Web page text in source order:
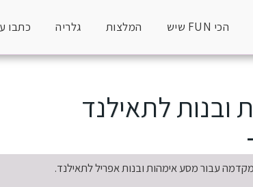
הכי FUN שיש המלצות גלריה כתבו
לתאילנד